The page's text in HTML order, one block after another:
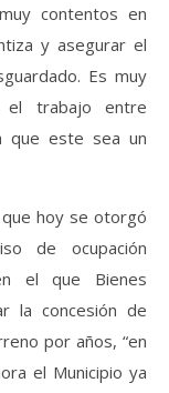
contentos en
y asegurar el
Es muy
el trabajo entre
que este sea un
hoy se otorgó
de ocupación
el que Bienes
la concesión de
por años, “en
el Municipio ya